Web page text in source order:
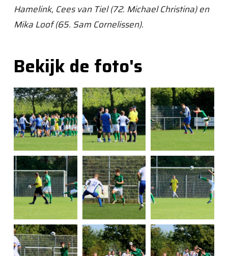
Hamelink, Cees van Tiel (72. Michael Christina) en
Mika Loof (65. Sam Cornelissen).
Bekijk de foto's